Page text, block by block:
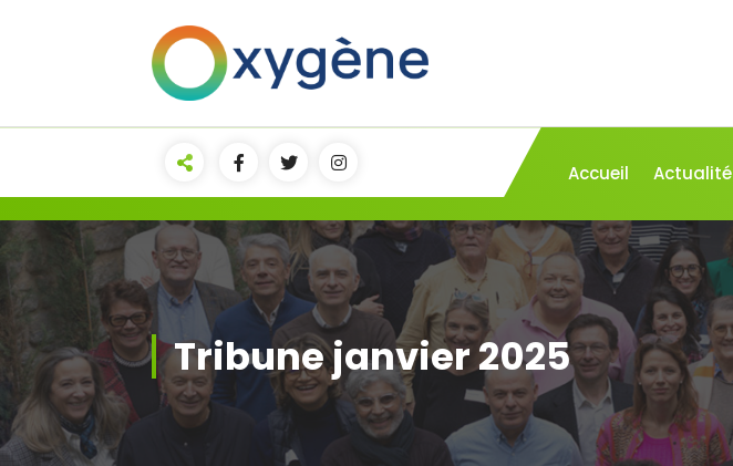
Accueil Actualité
Tribune janvier 2025